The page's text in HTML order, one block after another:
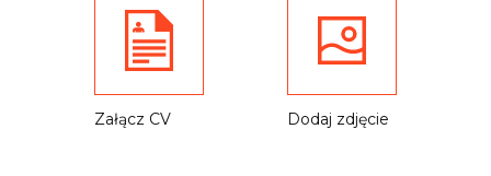
Załącz CV Dodaj zdjęcie